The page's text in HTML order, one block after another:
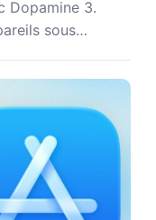
Dopamine 3.
sous…